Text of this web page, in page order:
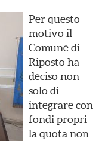
Per questo
motivo il
Comune di
Riposto ha
deciso non
solo di
integrare con
fondi propri
la quota non